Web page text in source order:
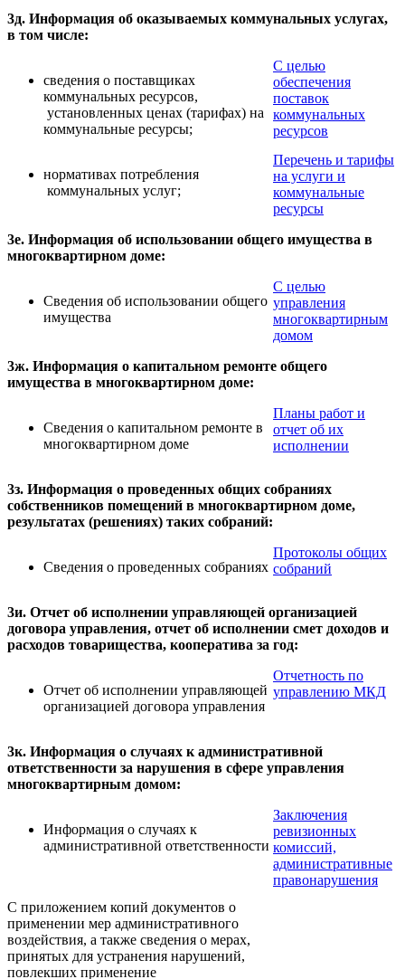
3д. Информация об оказываемых коммунальных услугах,
в том числе:
сведения о поставщиках
коммунальных ресурсов,
установленных ценах (тарифах) на
коммунальные ресурсы;
С целью
обеспечения
поставок
коммунальных
ресурсов
нормативах потребления
коммунальных услуг;
Перечень и тарифы
на услуги и
коммунальные
ресурсы
3е. Информация об использовании общего имущества в
многоквартирном доме:
Сведения об использовании общего
имущества
С целью
управления
многоквартирным
домом
3ж. Информация о капитальном ремонте общего
имущества в многоквартирном доме:
Сведения о капитальном ремонте в
многоквартирном доме
Планы работ и
отчет об их
исполнении
3з. Информация о проведенных общих собраниях
собственников помещений в многоквартирном доме,
результатах (решениях) таких собраний:
Сведения о проведенных собраниях
Протоколы общих
собраний
3и. Отчет об исполнении управляющей организацией
договора управления, отчет об исполнении смет доходов и
расходов товарищества, кооператива за год:
Отчет об исполнении управляющей
организацией договора управления
Отчетность по
управлению МКД
3к. Информация о случаях к административной
ответственности за нарушения в сфере управления
многоквартирным домом:
Информация о случаях к
административной ответственности
С приложением копий документов о
применении мер административного
воздействия, а также сведения о мерах,
принятых для устранения нарушений,
повлекших применение
Заключения
ревизионных
комиссий,
административные
правонарушения